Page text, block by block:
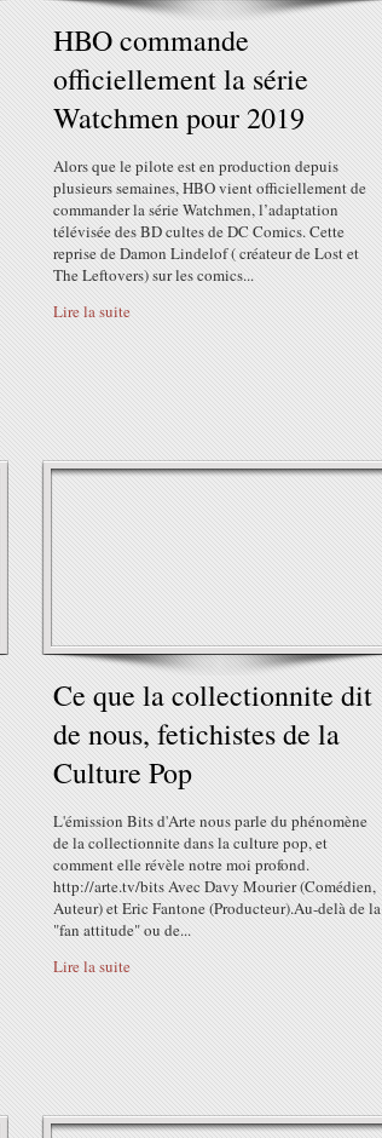
HBO commande
officiellement la série
Watchmen pour 2019
Alors que le pilote est en production depuis
plusieurs semaines, HBO vient officiellement de
commander la série Watchmen, l’adaptation
télévisée des BD cultes de DC Comics. Cette
reprise de Damon Lindelof ( créateur de Lost et
The Leftovers) sur les comics...
Lire la suite
Ce que la collectionnite dit
de nous, fetichistes de la
Culture Pop
L'émission Bits d'Arte nous parle du phénomène
de la collectionnite dans la culture pop, et
comment elle révèle notre moi profond.
http://arte.tv/bits Avec Davy Mourier (Comédien,
Auteur) et Eric Fantone (Producteur).Au-delà de la
"fan attitude" ou de...
Lire la suite